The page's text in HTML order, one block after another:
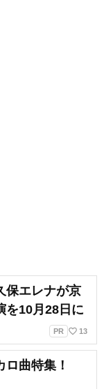
保エレナが京
を10月28日に
PR favorite_border 13
ロ曲特集！